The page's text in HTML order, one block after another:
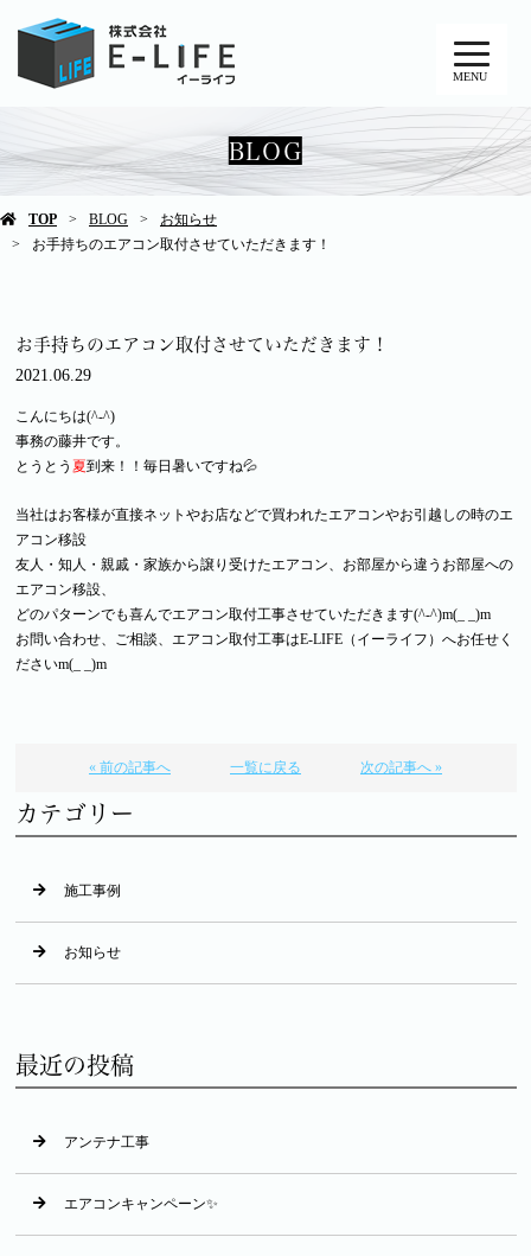
MENU
BLOG
TOP BLOG
お知らせ
お手持ちのエアコン取付させていただきます！
お手持ちのエアコン取付させていただきます！
2021.06.29
こんにちは(^-^)
事務の藤井です。
とうとう 夏到来！！毎日暑いですね💦
当社はお客様が直接ネットやお店などで買われたエアコンやお引越しの時のエ
アコン移設
友人・知人・親戚・家族から譲り受けたエアコン、お部屋から違うお部屋への
エアコン移設、
どのパターンでも喜んでエアコン取付工事させていただきます(^-^)m(_ _)m
お問い合わせ、ご相談、エアコン取付工事はE-LIFE（イーライフ）へお任せく
ださいm(_ _)m
« 前の記事へ 一覧に戻る 次の記事へ »
カテゴリー
施工事例
お知らせ
最近の投稿
アンテナ工事
エアコンキャンペーン✨